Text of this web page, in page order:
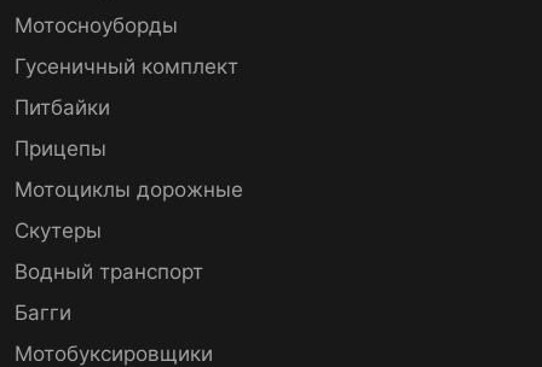
Мотосноуборды
Гусеничный комплект
Питбайки
Прицепы
Мотоциклы дорожные
Скутеры
Водный транспорт
Багги
Мотобуксировщики